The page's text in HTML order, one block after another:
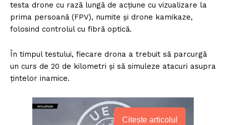
testa drone cu rază lungă de acțiune cu vizualizare la
prima persoană (FPV), numite și drone kamikaze,
folosind controlul cu fibră optică.
În timpul testului, fiecare drona a trebuit să parcurgă
un curs de 20 de kilometri și să simuleze atacuri asupra
țintelor inamice.
Citește articolul